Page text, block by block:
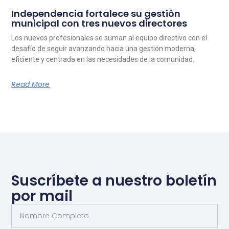
Independencia fortalece su gestión
municipal con tres nuevos directores
Los nuevos profesionales se suman al equipo directivo con el
desafío de seguir avanzando hacia una gestión moderna,
eficiente y centrada en las necesidades de la comunidad.
Read More
Suscríbete a nuestro boletín
por mail